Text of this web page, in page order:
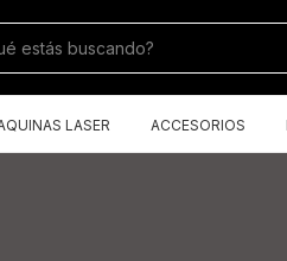
LASER ACCESORIOS